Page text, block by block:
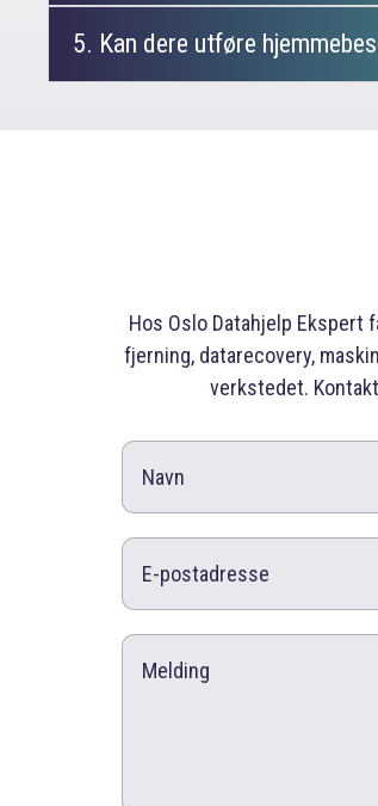
5. Kan dere utføre
Hos Oslo Datahjelp Ekspert
fjerning, datarecovery,
verkstedet.